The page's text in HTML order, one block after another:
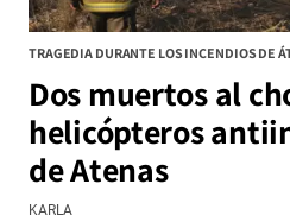
TRAGEDIA DURANTE LOS INCENDIOS DE
Dos muertos al
helicópteros
de Atenas
KARLA